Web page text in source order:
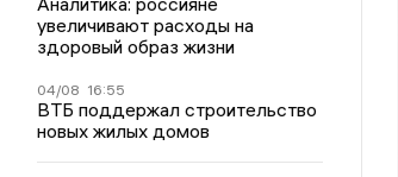
увеличивают расходы на
здоровый образ жизни
04/08 16:55
ВТБ поддержал строительство
новых жилых домов